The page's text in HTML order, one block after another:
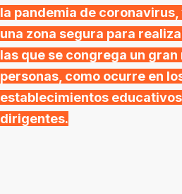
la pandemia de coronavirus,
una zona segura para
las que se congrega un gran
personas, como ocurre en
establecimientos
dirigentes.